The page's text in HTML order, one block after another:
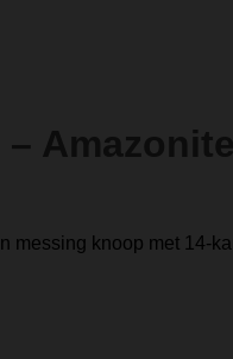
Amazonite
messing knoop met 14-